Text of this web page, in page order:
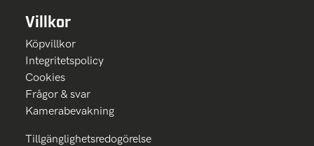
Villkor
Köpvillkor
Integritetspolicy
Cookies
Frågor & svar
Kamerabevakning
Tillgänglighetsredogörelse